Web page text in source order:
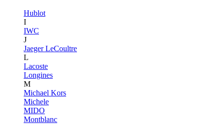
Hublot
I
IWC
J
Jaeger LeCoultre
L
Lacoste
Longines
M
Michael Kors
Michele
MIDO
Montblanc